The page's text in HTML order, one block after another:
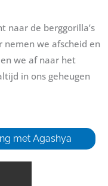
naar de berggorilla’s
we afscheid en
we af naar het
in ons geheugen
met Agashya